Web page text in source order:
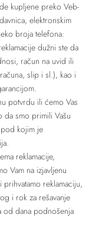
kupljene preko Veb-
elektronskim
broja telefona:
dužni ste da
račun na uvid ili
slip i sl.), kao i
potvrdu ili ćemo Vas
da smo primili Vašu
kojim je
reklamacije,
Vam na izjavljenu
reklamaciju,
i rok za rešavanje
od dana podnošenja